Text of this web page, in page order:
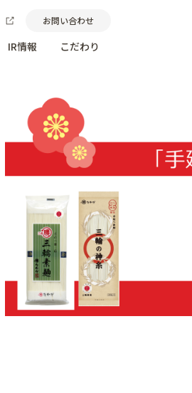
お問い合わせ
IR情報 こだわり